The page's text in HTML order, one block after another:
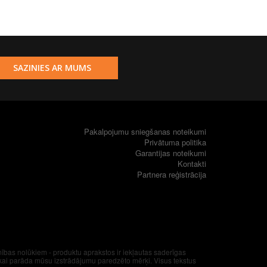
SAZINIES AR MUMS
Pakalpojumu sniegšanas noteikumi
Privātuma politika
Garantijas noteikumi
Kontakti
Partnera reģistrācija
nolūkiem - produktu aprakstos ir iekļautas saderīgas
parāda mūsu izstrādājumu paredzēto mērķi. Visus tekstus